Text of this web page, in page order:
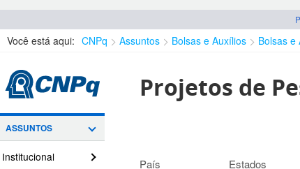
Você está aqui: CNPq Assuntos Bolsas e Auxílios Bolsas e
ASSUNTOS
Institucional
Projetos de
País Estados